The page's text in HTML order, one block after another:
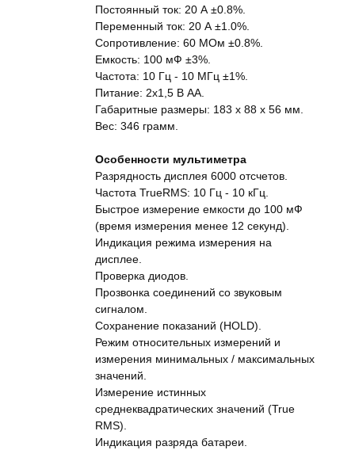
Постоянный ток: 20 А ±0.8%.
Переменный ток: 20 А ±1.0%.
Сопротивление: 60 МОм ±0.8%.
Емкость: 100 мФ ±3%.
Частота: 10 Гц - 10 МГц ±1%.
Питание: 2x1,5 В АА.
Габаритные размеры: 183 x 88 x 56 мм.
Вес: 346 грамм.
Особенности мультиметра
Разрядность дисплея 6000 отсчетов.
Частота TrueRMS: 10 Гц - 10 кГц.
Быстрое измерение емкости до 100 мФ
(время измерения менее 12 секунд).
Индикация режима измерения на
дисплее.
Проверка диодов.
Прозвонка соединений со звуковым
сигналом.
Сохранение показаний (HOLD).
Режим относительных измерений и
измерения минимальных / максимальных
значений.
Измерение истинных
среднеквадратических значений (True
RMS).
Индикация разряда батареи.